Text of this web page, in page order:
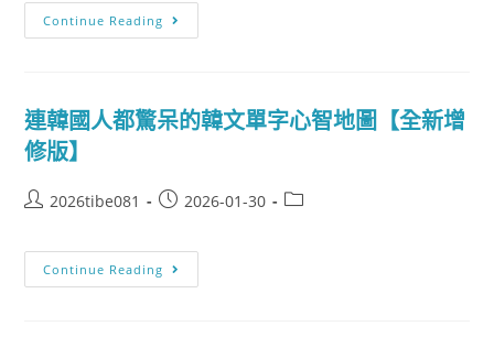
Continue Reading
連韓國人都驚呆的韓文單字心智地圖【全新增
修版】
2026tibe081 2026-01-30
Continue Reading